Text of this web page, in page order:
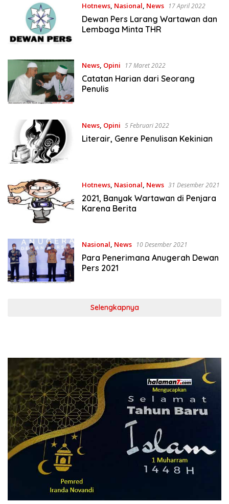
Hotnews, Nasional, News 17 April 2022
Dewan Pers Larang Wartawan dan
Lembaga Minta THR
News, Opini 17 Maret 2022
Catatan Harian dari Seorang
Penulis
News, Opini 5 Februari 2022
Literair, Genre Penulisan Kekinian
Hotnews, Nasional, News 31 Desember 2021
2021, Banyak Wartawan di Penjara
Karena Berita
Nasional, News 10 Desember 2021
Para Penerimana Anugerah Dewan
Pers 2021
Selengkapnya